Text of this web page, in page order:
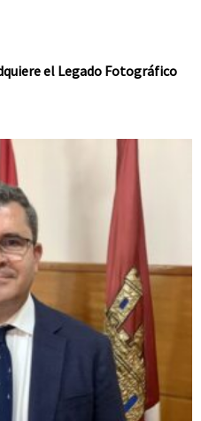
el Legado Fotográfico